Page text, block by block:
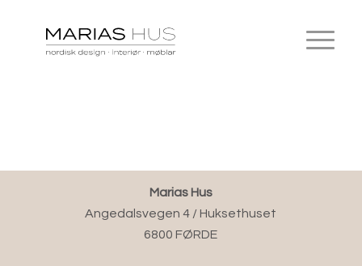
Marias Hus
Angedalsvegen 4 / Huksethuset
6800 FØRDE